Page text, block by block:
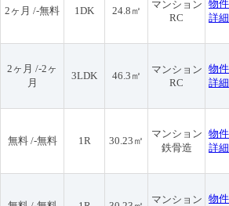
2ヶ月 /-無料 1DK 24.8㎡
マンション
RC
物件
詳細
2ヶ月 /-2ヶ
月
3LDK 46.3㎡
マンション
RC
物件
詳細
無料 /-無料 1R 30.23㎡
マンション
鉄骨造
物件
詳細
マンション 物件